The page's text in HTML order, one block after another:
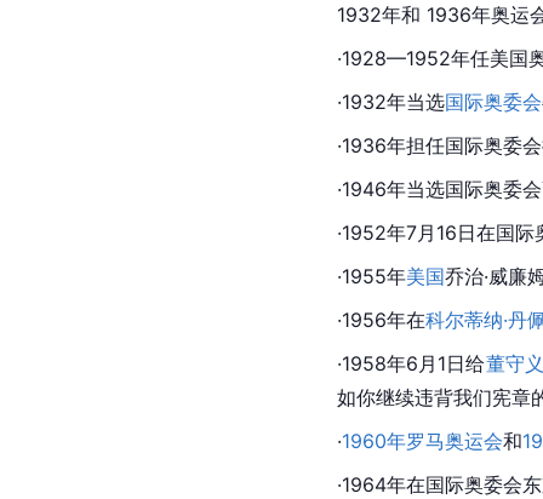
1932年和 1936年奥运
·1928—1952年任美国
·1932年当选国际奥委会
·1936年担任国际奥委
·1946年当选国际奥委
·1952年7月16日在国际
·1955年美国乔治·威廉
·1956年在科尔蒂纳·丹
·1958年6月1日给董守义
如你继续违背我们宪章
·1960年罗马奥运会和
·1964年在国际奥委会